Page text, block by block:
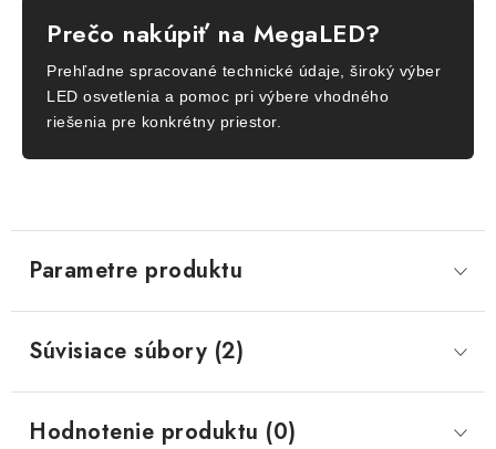
Prečo nakúpiť na MegaLED?
Prehľadne spracované technické údaje, široký výber
LED osvetlenia a pomoc pri výbere vhodného
riešenia pre konkrétny priestor.
Parametre produktu
Súvisiace súbory (2)
Hodnotenie produktu (0)